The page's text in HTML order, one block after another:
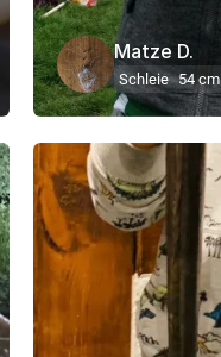
Matze D.
Schleie 54 cm